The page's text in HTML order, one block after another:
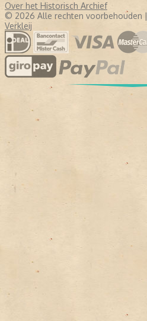
Over het Historisch Archief
© 2026 Alle rechten voorbehouden |
Verkleij